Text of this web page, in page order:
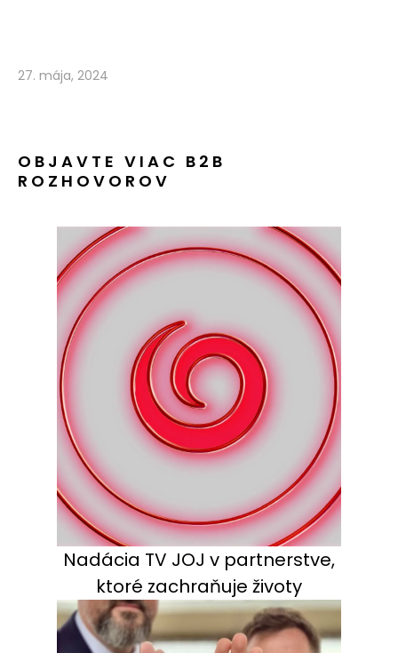
27. mája, 2024
OBJAVTE VIAC B2B
ROZHOVOROV
Nadácia TV JOJ v partnerstve,
ktoré zachraňuje životy